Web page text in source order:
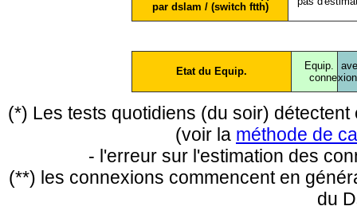
par dslam / (switch ftth)
Etat du Equip.
Equip.
conne
(*) Les tests quotidiens (du soir)
(voir la méthode de
- l'erreur sur l'estimation des
(**) les connexions commencent en
du